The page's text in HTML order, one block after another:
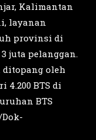
Kalimantan
layanan
provinsi di
juta pelanggan.
ditopang oleh
4.200 BTS di
BTS